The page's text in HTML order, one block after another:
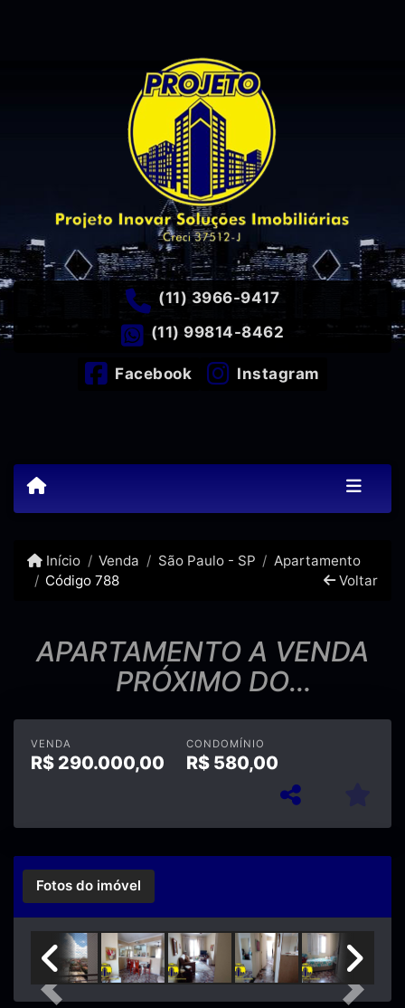
(11) 3966-9417
(11) 99814-8462
Facebook Instagram
Início Venda São Paulo - SP
Apartamento
Código 788
Voltar
APARTAMENTO A VENDA
PRÓXIMO DO
HIPERMERCADO
ANDORINHA!!!
VENDA
R$ 290.000,00
CONDOMÍNIO
R$ 580,00
Fotos do imóvel
Previous Next